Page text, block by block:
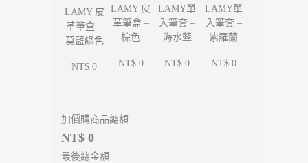
LAMY 皮
革筆盒 –
莫藍綠色
NT$ 0
LAMY 皮
革筆盒 –
棕色
NT$ 0
LAMY單
入筆套 –
海水藍
NT$ 0
LAMY單
入筆套 –
紫羅蘭
NT$ 0
加價購商品總額
NT$ 0
最後總金額